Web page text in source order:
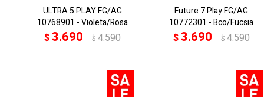
ULTRA 5 PLAY FG/AG
10768901 - Violeta/Rosa
$3.690 $4.590
Future 7 Play FG/AG
10772301 - Bco/Fucsia
$3.690 $4.590